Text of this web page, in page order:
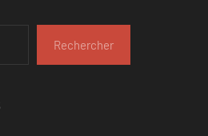
Rechercher